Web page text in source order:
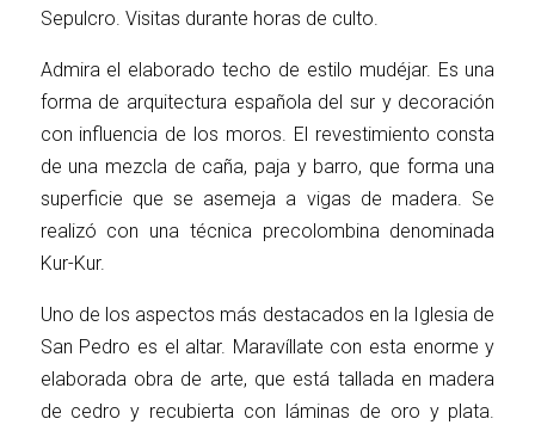
Sepulcro. Visitas durante horas de culto.
Admira el elaborado techo de estilo mudéjar. Es una
forma de arquitectura española del sur y decoración
con influencia de los moros. El revestimiento consta
de una mezcla de caña, paja y barro, que forma una
superficie que se asemeja a vigas de madera. Se
realizó con una técnica precolombina denominada
Kur-Kur.
Uno de los aspectos más destacados en la Iglesia de
San Pedro es el altar. Maravíllate con esta enorme y
elaborada obra de arte, que está tallada en madera
de cedro y recubierta con láminas de oro y plata.